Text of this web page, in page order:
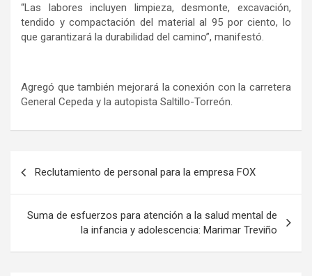
“Las labores incluyen limpieza, desmonte, excavación,
tendido y compactación del material al 95 por ciento, lo
que garantizará la durabilidad del camino”, manifestó.
Agregó que también mejorará la conexión con la carretera
General Cepeda y la autopista Saltillo-Torreón.
entradas
Reclutamiento de personal para la empresa FOX
Suma de esfuerzos para atención a la salud mental de
la infancia y adolescencia: Marimar Treviño